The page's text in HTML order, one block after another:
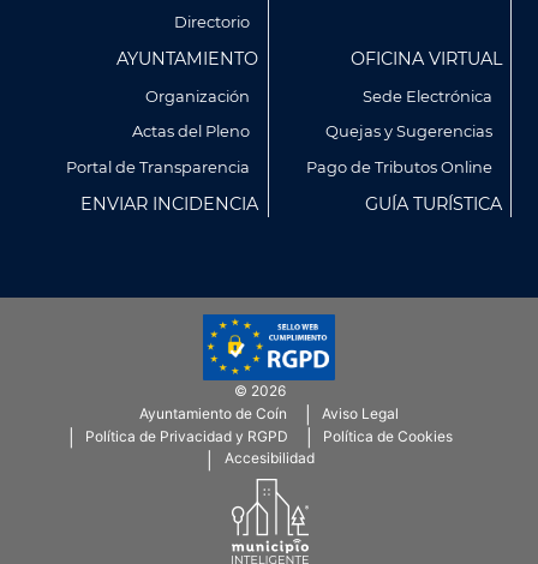
Utilizamos cookies propias y de terceros para analizar
nuestros servicios y mostrarte publicidad relacionada con
tus preferencias en base a un perfil elaborado a partir de tus
CONFIGURACIÓN DE COOKIES
RECHAZAR TODO
ACEPTAR TODAS
Directorio
AYUNTAMIENTO
Organización
Actas del Pleno
Portal de Transparencia
OFICINA VIRTUAL
Sede Electrónica
Quejas y Sugerencias
Pago de Tributos Online
ENVIAR INCIDENCIA GUÍA TURÍSTICA
Menú
SubFooter
© 2026
Ayuntamiento de Coín
Aviso Legal
Política de Privacidad y RGPD
Política de Cookies
Accesibilidad